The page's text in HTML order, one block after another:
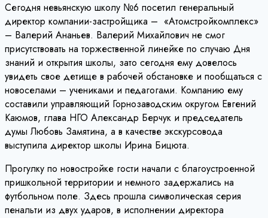
Сегодня невьянскую школу №6 посетил генеральный
директор компании-застройщика – «Атомстройкомплекс»
– Валерий Ананьев. Валерий Михайлович не смог
присутствовать на торжественной линейке по случаю Дня
знаний и открытия школы, зато сегодня ему довелось
увидеть свое детище в рабочей обстановке и пообщаться с
новоселами – учениками и педагогами. Компанию ему
составили управляющий Горнозаводским округом Евгений
Каюмов, глава НГО Александр Берчук и председатель
думы Любовь Замятина, а в качестве экскурсовода
выступила директор школы Ирина Бицюта.
Прогулку по новостройке гости начали с благоустроенной
пришкольной территории и немного задержались на
футбольном поле. Здесь прошла символическая серия
пенальти из двух ударов, в исполнении директора